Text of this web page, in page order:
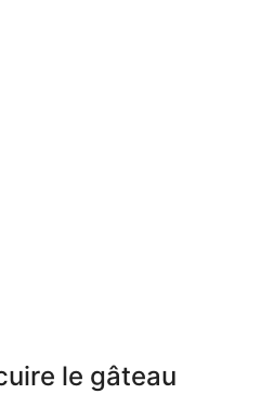
le gâteau